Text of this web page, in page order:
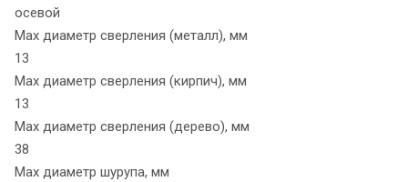
осевой
Max диаметр сверления (металл), мм
13
Max диаметр сверления (кирпич), мм
13
Max диаметр сверления (дерево), мм
38
Max диаметр шурупа, мм